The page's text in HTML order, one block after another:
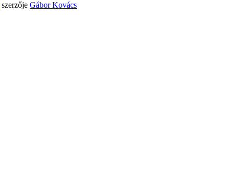
szerzője Gábor Kovács